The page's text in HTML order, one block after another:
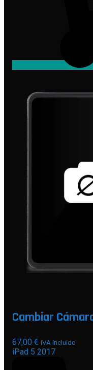
Cambiar
67,00 € IVA Incluido
iPad 5 2017